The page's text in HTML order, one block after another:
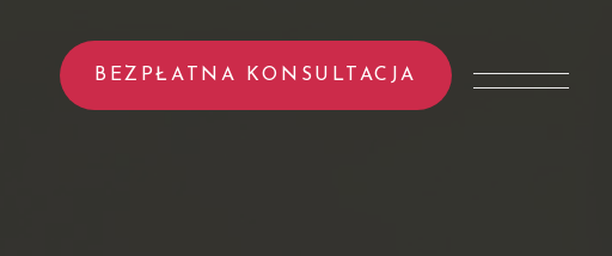
BEZPŁATNA KONSULTACJA